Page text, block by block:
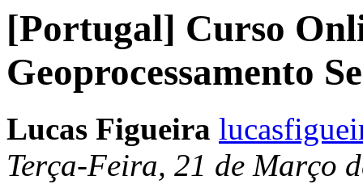
[Portugal] Curso
Geoprocessamento
Lucas Figueira
Terça-Feira, 21 de Março